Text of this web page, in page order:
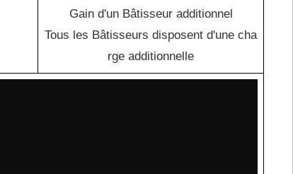
Gain d'un Bâtisseur additionnel
Tous les Bâtisseurs disposent d'une cha
rge additionnelle